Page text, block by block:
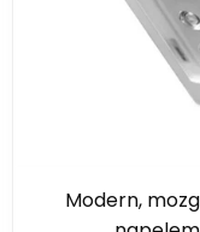
Modern,